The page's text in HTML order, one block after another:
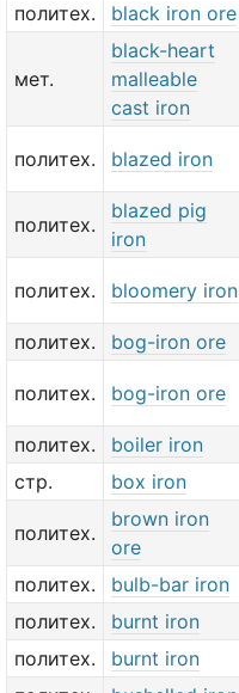
политех.
black iron ore
мет.
black-heart
malleable
cast iron
политех. blazed iron
политех.
blazed pig
iron
политех. bloomery iron
политех.
bog-iron ore
политех. bog-iron ore
политех.
boiler iron
стр.
box iron
политех.
brown iron
ore
политех. bulb-bar iron
политех.
burnt iron
политех.
burnt iron